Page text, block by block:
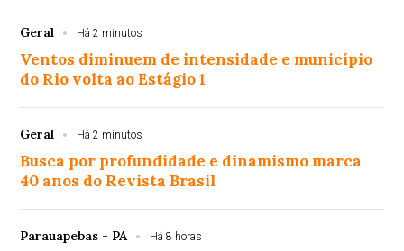
Geral Há 2 minutos
Ventos diminuem de intensidade e município
do Rio volta ao Estágio 1
Geral Há 2 minutos
Busca por profundidade e dinamismo marca
40 anos do Revista Brasil
Parauapebas - PA Há 8 horas